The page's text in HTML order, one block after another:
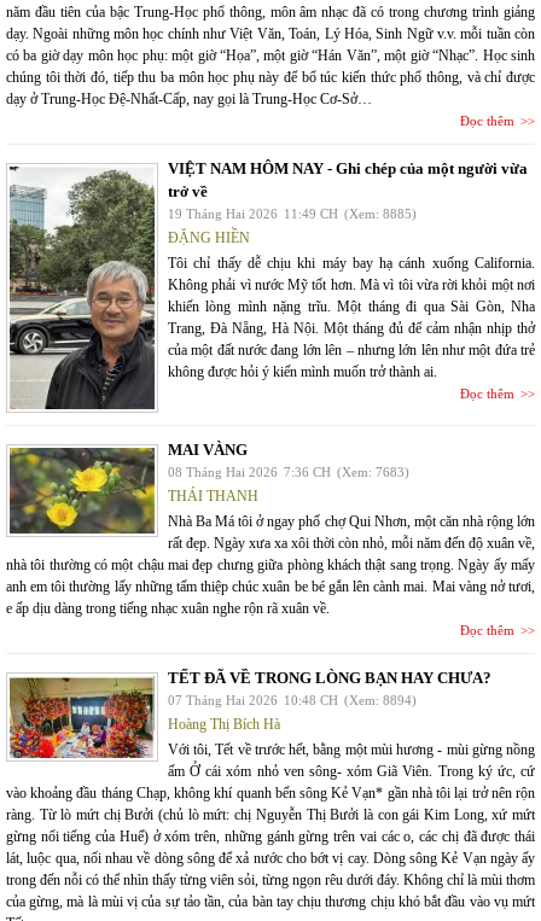
năm đầu tiên của bậc Trung-Học phổ thông, môn âm nhạc đã có trong chương trình giảng
dạy. Ngoài những môn học chính như Việt Văn, Toán, Lý Hóa, Sinh Ngữ v.v. mỗi tuần còn
có ba giờ dạy môn học phụ: một giờ “Họa”, một giờ “Hán Văn”, một giờ “Nhạc”. Học sinh
chúng tôi thời đó, tiếp thu ba môn học phụ này để bổ túc kiến thức phổ thông, và chỉ được
dạy ở Trung-Học Đệ-Nhất-Cấp, nay gọi là Trung-Học Cơ-Sở…
Đọc thêm
VIỆT NAM HÔM NAY - Ghi chép của một người vừa
trở về
19 Tháng Hai 2026 11:49 CH (Xem: 8885)
ĐẶNG HIỀN
Tôi chỉ thấy dễ chịu khi máy bay hạ cánh xuống California.
Không phải vì nước Mỹ tốt hơn. Mà vì tôi vừa rời khỏi một nơi
khiến lòng mình nặng trĩu. Một tháng đi qua Sài Gòn, Nha
Trang, Đà Nẵng, Hà Nội. Một tháng đủ để cảm nhận nhịp thở
của một đất nước đang lớn lên – nhưng lớn lên như một đứa trẻ
không được hỏi ý kiến mình muốn trở thành ai.
Đọc thêm
MAI VÀNG
08 Tháng Hai 2026 7:36 CH (Xem: 7683)
THÁI THANH
Nhà Ba Má tôi ở ngay phố chợ Qui Nhơn, một căn nhà rộng lớn
rất đẹp. Ngày xưa xa xôi thời còn nhỏ, mỗi năm đến độ xuân về,
nhà tôi thường có một chậu mai đẹp chưng giữa phòng khách thật sang trọng. Ngày ấy mấy
anh em tôi thường lấy những tấm thiệp chúc xuân be bé gắn lên cành mai. Mai vàng nở tươi,
e ấp dịu dàng trong tiếng nhạc xuân nghe rộn rã xuân về.
Đọc thêm
TẾT ĐÃ VỀ TRONG LÒNG BẠN HAY CHƯA?
07 Tháng Hai 2026 10:48 CH (Xem: 8894)
Hoàng Thị Bích Hà
Với tôi, Tết về trước hết, bằng một mùi hương - mùi gừng nồng
ấm Ở cái xóm nhỏ ven sông- xóm Giã Viên. Trong ký ức, cứ
vào khoảng đầu tháng Chạp, không khí quanh bến sông Kẻ Vạn* gần nhà tôi lại trở nên rộn
ràng. Từ lò mứt chị Bưởi (chủ lò mứt: chị Nguyễn Thị Bưởi là con gái Kim Long, xứ mứt
gừng nổi tiếng của Huế) ở xóm trên, những gánh gừng trên vai các o, các chị đã được thái
lát, luộc qua, nối nhau về dòng sông để xả nước cho bớt vị cay. Dòng sông Kẻ Vạn ngày ấy
trong đến nỗi có thể nhìn thấy từng viên sỏi, từng ngọn rêu dưới đáy. Không chỉ là mùi thơm
của gừng, mà là mùi vị của sự tảo tần, của bàn tay chịu thương chịu khó bắt đầu vào vụ mứt